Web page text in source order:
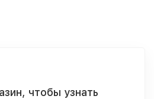
чтобы узнать